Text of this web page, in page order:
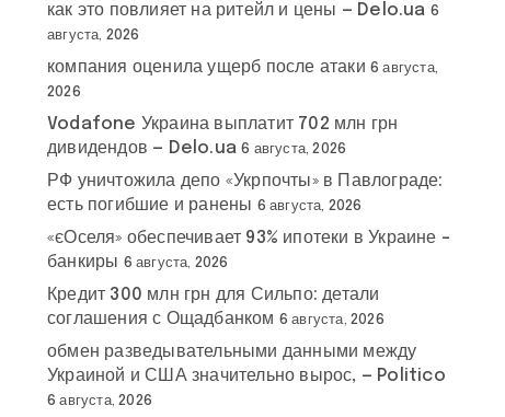
как это повлияет на ритейл и цены — Delo.ua 6
августа, 2026
компания оценила ущерб после атаки 6 августа,
2026
Vodafone Украина выплатит 702 млн грн
дивидендов — Delo.ua 6 августа, 2026
РФ уничтожила депо «Укрпочты» в Павлограде:
есть погибшие и ранены 6 августа, 2026
«єОселя» обеспечивает 93% ипотеки в Украине –
банкиры 6 августа, 2026
Кредит 300 млн грн для Сильпо: детали
соглашения с Ощадбанком 6 августа, 2026
обмен разведывательными данными между
Украиной и США значительно вырос, — Politico
6 августа, 2026